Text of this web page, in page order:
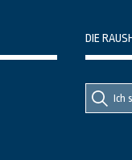
DIE
Suche
nach::
Suche
nach: